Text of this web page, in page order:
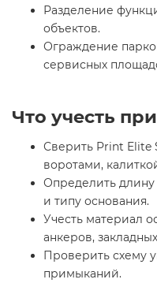
Разделение
объектов.
Ограждение
сервисных
Что учесть
Сверить Print Elite
воротами,
Определить длину
и типу основания.
Учесть материал
анкеров,
Проверить схему
примыканий.